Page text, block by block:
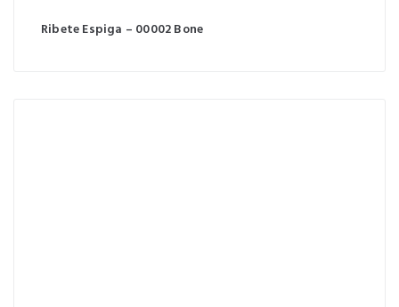
Ribete Espiga – 00002 Bone